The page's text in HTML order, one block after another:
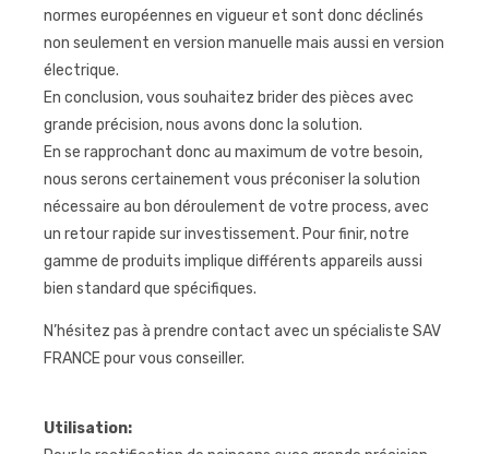
normes européennes en vigueur et sont donc déclinés
non seulement en version manuelle mais aussi en version
électrique.
En conclusion, vous souhaitez brider des pièces avec
grande précision, nous avons donc la solution.
En se rapprochant donc au maximum de votre besoin,
nous serons certainement vous préconiser la solution
nécessaire au bon déroulement de votre process, avec
un retour rapide sur investissement. Pour finir, notre
gamme de produits implique différents appareils aussi
bien standard que spécifiques.
N’hésitez pas à prendre contact avec un spécialiste SAV
FRANCE pour vous conseiller.
Utilisation: